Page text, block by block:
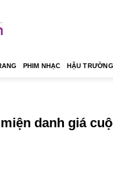
PHIM NHẠC HẬU TRƯỜNG
danh giá